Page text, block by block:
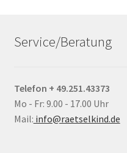
Service/Beratung
Telefon + 49.251.43373
Mo - Fr: 9.00 - 17.00 Uhr
Mail: info@raetselkind.de